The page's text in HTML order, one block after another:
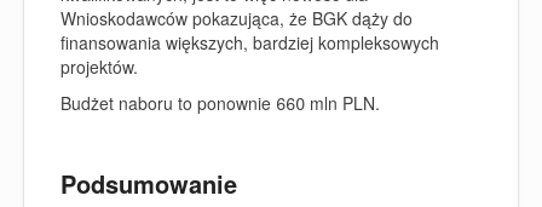
Wnioskodawców pokazująca, że BGK dąży do
finansowania większych, bardziej kompleksowych
projektów.
Budżet naboru to ponownie 660 mln PLN.
Podsumowanie